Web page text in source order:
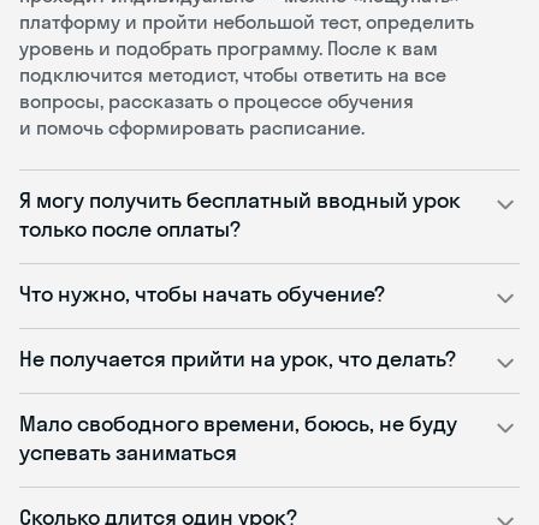
платформу и пройти небольшой тест, определить
уровень и подобрать программу. После к вам
подключится методист, чтобы ответить на все
вопросы, рассказать о процессе обучения
и помочь сформировать расписание.
Я могу получить бесплатный вводный урок
только после оплаты?
Что нужно, чтобы начать обучение?
Не получается прийти на урок, что делать?
Мало свободного времени, боюсь, не буду
успевать заниматься
Сколько длится один урок?